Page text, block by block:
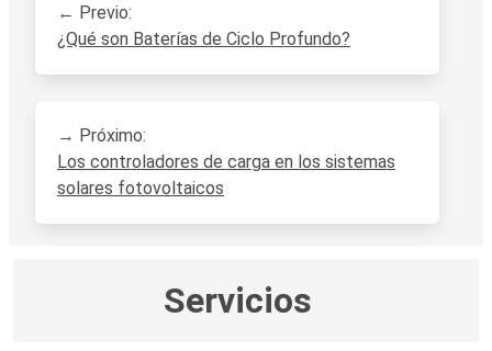
← Previo:
¿Qué son Baterías de Ciclo Profundo?
→ Próximo:
Los controladores de carga en los sistemas
solares fotovoltaicos
Servicios